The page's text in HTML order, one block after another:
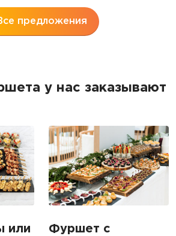
предложения
у нас заказывают
или
Фуршет с